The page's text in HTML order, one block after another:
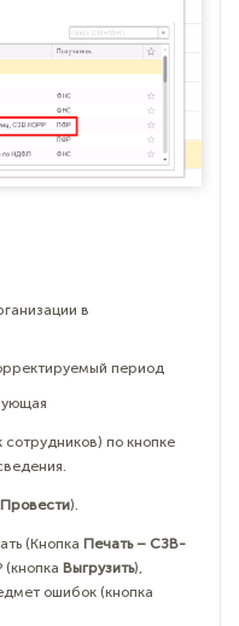
в
период
по кнопке
Провести).
(Кнопка Печать – СЗВ-
(кнопка Выгрузить),
ошибок (кнопка